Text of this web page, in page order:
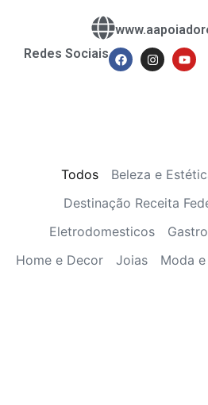
Redes Sociais
Beleza e
Destinação Receita
Eletrodomesticos
Home e Decor
Joias Moda
Todos